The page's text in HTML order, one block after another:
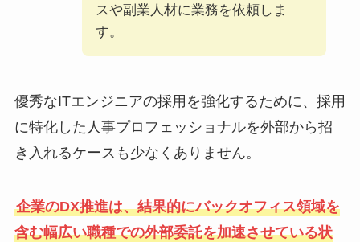
スや副業人材に業務を依頼しま
す。
優秀なITエンジニアの採用を強化するために、採用
に特化した人事プロフェッショナルを外部から招
き入れるケースも少なくありません。
企業のDX推進は、結果的にバックオフィス領域を
含む幅広い職種での外部委託を加速させている状